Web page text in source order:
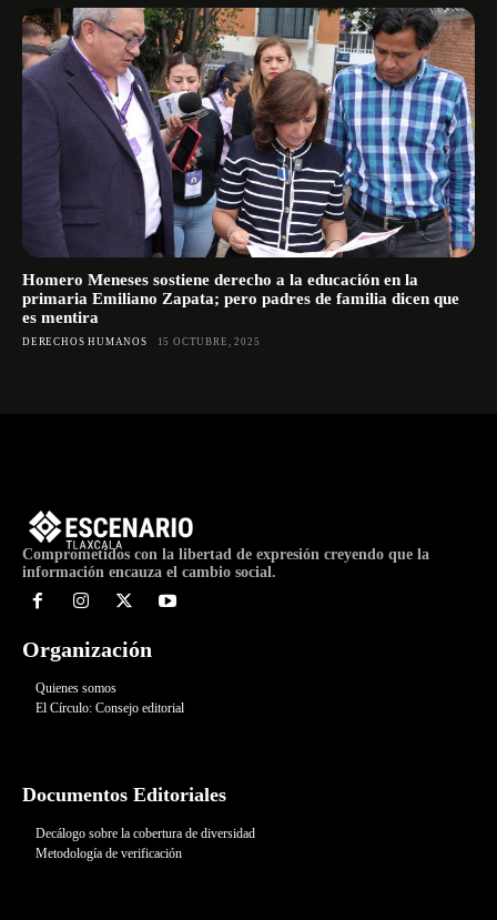
Homero Meneses sostiene derecho a la educación en la
primaria Emiliano Zapata; pero padres de familia dicen que
es mentira
DERECHOS HUMANOS 15 OCTUBRE, 2025
Comprometidos con la libertad de expresión creyendo que la
información encauza el cambio social.
Organización
Quienes somos
El Círculo: Consejo editorial
Documentos Editoriales
Decálogo sobre la cobertura de diversidad
Metodología de verificación